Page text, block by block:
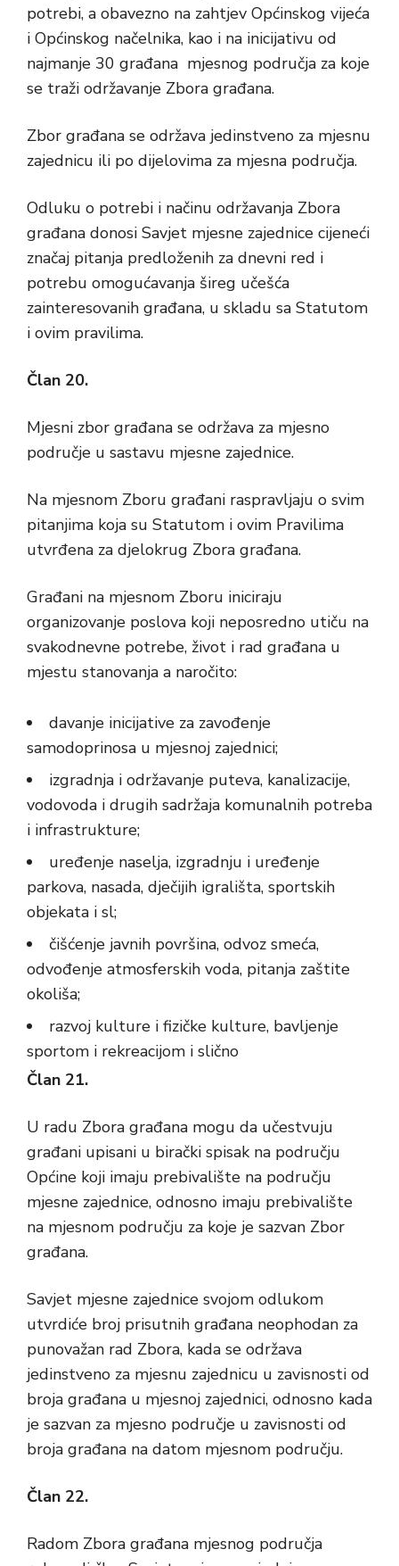
potrebi, a obavezno na zahtjev Općinskog vijeća
i Općinskog načelnika, kao i na inicijativu od
najmanje 30 građana mjesnog područja za koje
se traži održavanje Zbora građana.
Zbor građana se održava jedinstveno za mjesnu
zajednicu ili po dijelovima za mjesna područja.
Odluku o potrebi i načinu održavanja Zbora
građana donosi Savjet mjesne zajednice cijeneći
značaj pitanja predloženih za dnevni red i
potrebu omogućavanja šireg učešća
zainteresovanih građana, u skladu sa Statutom
i ovim pravilima.
Član 20.
Mjesni zbor građana se održava za mjesno
područje u sastavu mjesne zajednice.
Na mjesnom Zboru građani raspravljaju o svim
pitanjima koja su Statutom i ovim Pravilima
utvrđena za djelokrug Zbora građana.
Građani na mjesnom Zboru iniciraju
organizovanje poslova koji neposredno utiču na
svakodnevne potrebe, život i rad građana u
mjestu stanovanja a naročito:
davanje inicijative za zavođenje
samodoprinosa u mjesnoj zajednici;
izgradnja i održavanje puteva, kanalizacije,
vodovoda i drugih sadržaja komunalnih potreba
i infrastrukture;
uređenje naselja, izgradnju i uređenje
parkova, nasada, dječijih igrališta, sportskih
objekata i sl;
čišćenje javnih površina, odvoz smeća,
odvođenje atmosferskih voda, pitanja zaštite
okoliša;
razvoj kulture i fizičke kulture, bavljenje
sportom i rekreacijom i slično
Član 21.
U radu Zbora građana mogu da učestvuju
građani upisani u birački spisak na području
Općine koji imaju prebivalište na području
mjesne zajednice, odnosno imaju prebivalište
na mjesnom području za koje je sazvan Zbor
građana.
Savjet mjesne zajednice svojom odlukom
utvrdiće broj prisutnih građana neophodan za
punovažan rad Zbora, kada se održava
jedinstveno za mjesnu zajednicu u zavisnosti od
broja građana u mjesnoj zajednici, odnosno kada
je sazvan za mjesno područje u zavisnosti od
broja građana na datom mjesnom području.
Član 22.
Radom Zbora građana mjesnog područja